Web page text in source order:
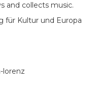
and collects music.
für Kultur und Europa
lorenz